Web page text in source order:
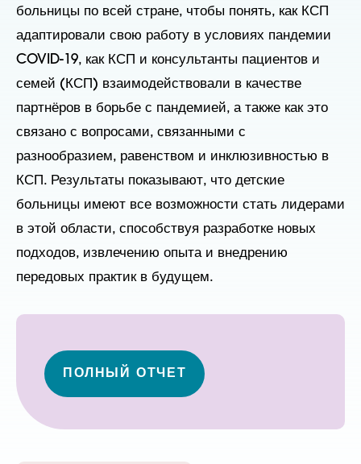
больницы по всей стране, чтобы понять, как КСП
адаптировали свою работу в условиях пандемии
COVID-19, как КСП и консультанты пациентов и
семей (КСП) взаимодействовали в качестве
партнёров в борьбе с пандемией, а также как это
связано с вопросами, связанными с
разнообразием, равенством и инклюзивностью в
КСП. Результаты показывают, что детские
больницы имеют все возможности стать лидерами
в этой области, способствуя разработке новых
подходов, извлечению опыта и внедрению
передовых практик в будущем.
ПОЛНЫЙ ОТЧЕТ